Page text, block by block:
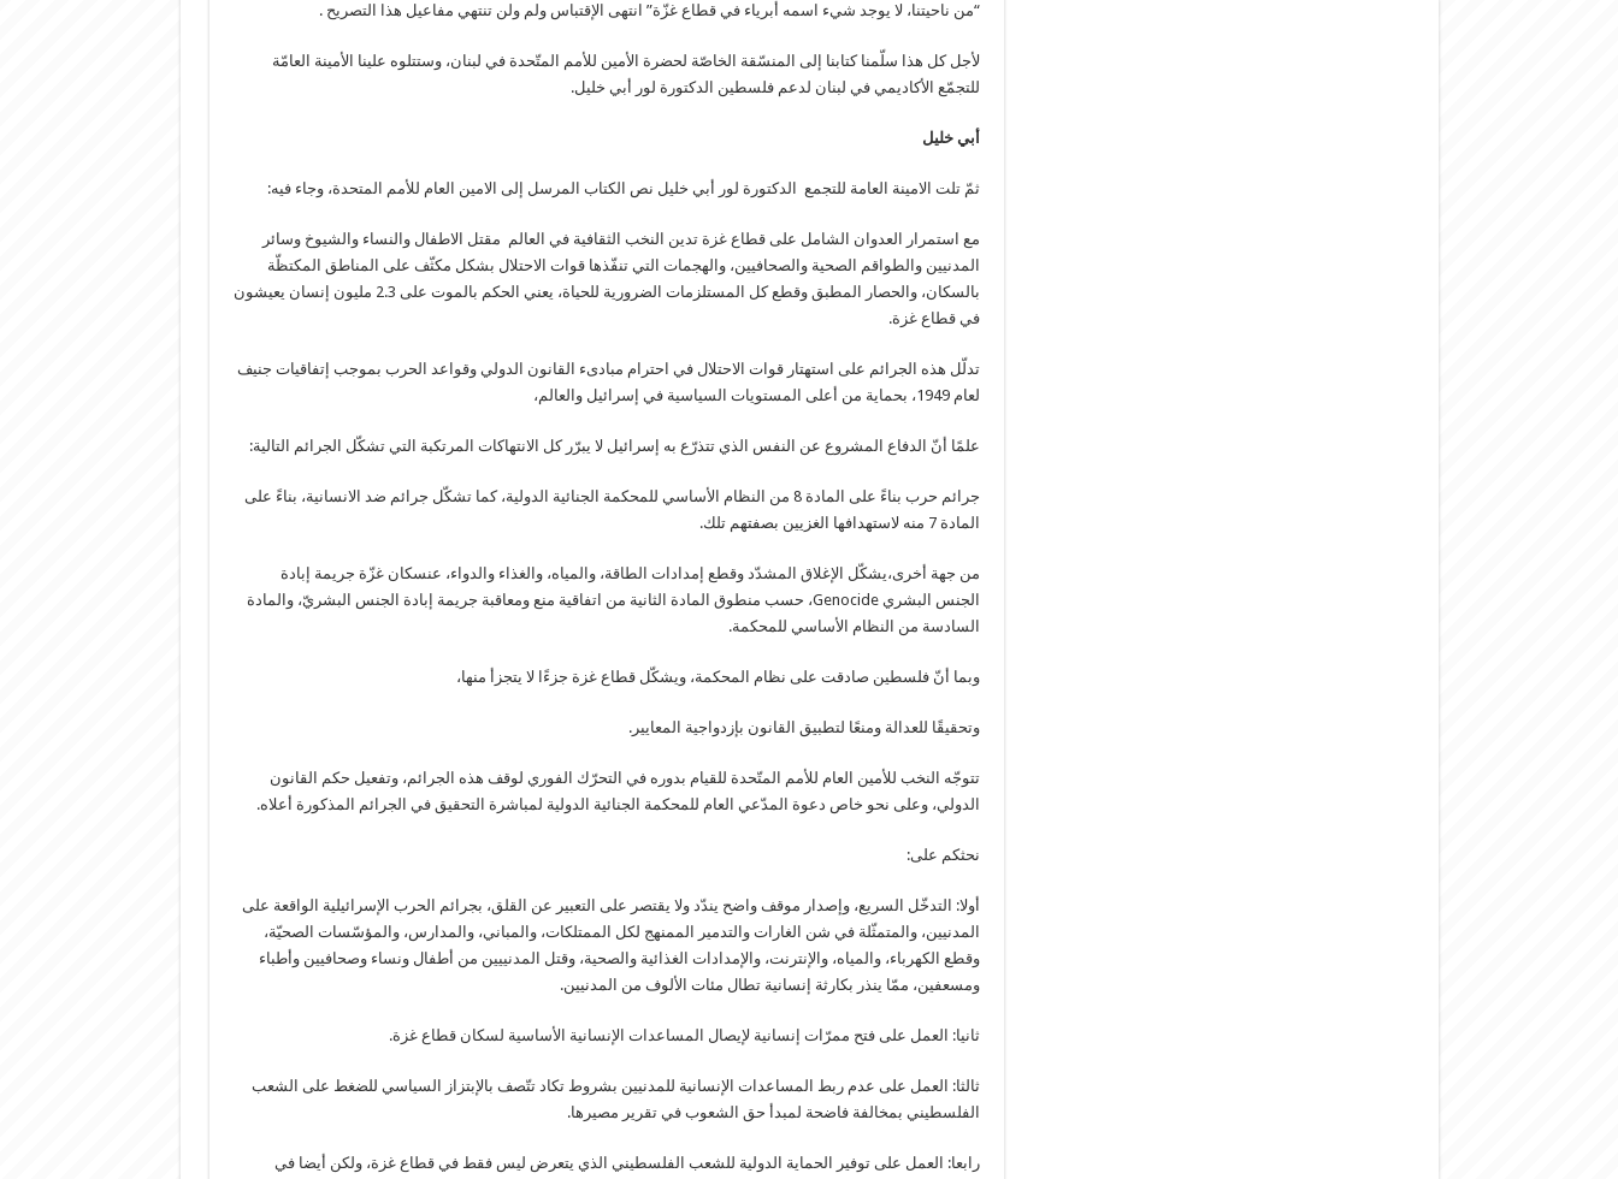
“من ناحيتنا، لا يوجد شيء اسمه أبرياء في قطاع غزّة” انتهى الإقتباس ولم ولن تنتهي مفاعيل هذا التصريح .
لأجل كل هذا سلّمنا كتابنا إلى المنسّقة الخاصّة لحضرة الأمين للأمم المتّحدة في لبنان، وستتلوه علينا الأمينة العامّة
للتجمّع الأكاديمي في لبنان لدعم فلسطين الدكتورة لور أبي خليل.
أبي خليل
ثمّ تلت الامينة العامة للتجمع الدكتورة لور أبي خليل نص الكتاب المرسل إلى الامين العام للأمم المتحدة، وجاء فيه:
مع استمرار العدوان الشامل على قطاع غزة تدين النخب الثقافية في العالم مقتل الاطفال والنساء والشيوخ وسائر
المدنيين والطواقم الصحية والصحافيين، والهجمات التي تنفّذها قوات الاحتلال بشكل مكثّف على المناطق المكتظّة
بالسكان، والحصار المطبق وقطع كل المستلزمات الضرورية للحياة، يعني الحكم بالموت على 2.3 مليون إنسان يعيشون
في قطاع غزة.
تدلّل هذه الجرائم على استهتار قوات الاحتلال في احترام مبادىء القانون الدولي وقواعد الحرب بموجب إتفاقيات جنيف
لعام 1949، بحماية من أعلى المستويات السياسية في إسرائيل والعالم،
علمًا أنّ الدفاع المشروع عن النفس الذي تتذرّع به إسرائيل لا يبرّر كل الانتهاكات المرتكبة التي تشكّل الجرائم التالية:
جرائم حرب بناءً على المادة 8 من النظام الأساسي للمحكمة الجنائية الدولية، كما تشكّل جرائم ضد الانسانية، بناءً على
المادة 7 منه لاستهدافها الغزيين بصفتهم تلك.
من جهة أخرى،يشكّل الإغلاق المشدّد وقطع إمدادات الطاقة، والمياه، والغذاء والدواء، عنسكان غزّة جريمة إبادة
الجنس البشري Genocide، حسب منطوق المادة الثانية من اتفاقية منع ومعاقبة جريمة إبادة الجنس البشريّ، والمادة
السادسة من النظام الأساسي للمحكمة.
وبما أنّ فلسطين صادقت على نظام المحكمة، ويشكّل قطاع غزة جزءًا لا يتجزأ منها،
وتحقيقًا للعدالة ومنعًا لتطبيق القانون بإزدواجية المعايير.
تتوجّه النخب للأمين العام للأمم المتّحدة للقيام بدوره في التحرّك الفوري لوقف هذه الجرائم، وتفعيل حكم القانون
الدولي، وعلى نحو خاص دعوة المدّعي العام للمحكمة الجنائية الدولية لمباشرة التحقيق في الجرائم المذكورة أعلاه.
نحثكم على:
أولا: التدخّل السريع، وإصدار موقف واضح يندّد ولا يقتصر على التعبير عن القلق، بجرائم الحرب الإسرائيلية الواقعة على
المدنيين، والمتمثّلة في شن الغارات والتدمير الممنهج لكل الممتلكات، والمباني، والمدارس، والمؤسّسات الصحيّة،
وقطع الكهرباء، والمياه، والإنترنت، والإمدادات الغذائية والصحية، وقتل المدنييين من أطفال ونساء وصحافيين وأطباء
ومسعفين، ممّا ينذر بكارثة إنسانية تطال مئات الألوف من المدنيين.
ثانيا: العمل على فتح ممرّات إنسانية لإيصال المساعدات الإنسانية الأساسية لسكان قطاع غزة.
ثالثا: العمل على عدم ربط المساعدات الإنسانية للمدنيين بشروط تكاد تتّصف بالإبتزاز السياسي للضغط على الشعب
الفلسطيني بمخالفة فاضحة لمبدأ حق الشعوب في تقرير مصيرها.
رابعا: العمل على توفير الحماية الدولية للشعب الفلسطيني الذي يتعرض ليس فقط في قطاع غزة، ولكن أيضا في